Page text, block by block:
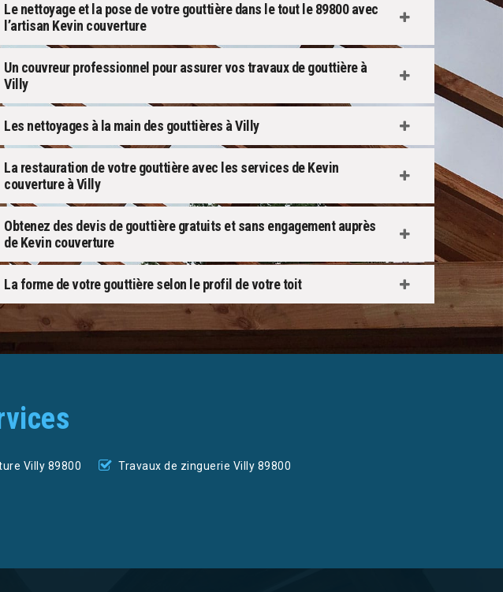
Le nettoyage et la pose de votre gouttière dans le tout le 89800 avec
l’artisan Kevin couverture
Un couvreur professionnel pour assurer vos travaux de gouttière à
Villy
Les nettoyages à la main des gouttières à Villy
La restauration de votre gouttière avec les services de Kevin
couverture à Villy
Obtenez des devis de gouttière gratuits et sans engagement auprès
de Kevin couverture
La forme de votre gouttière selon le profil de votre toit
Villy 89800 Travaux de zinguerie Villy 89800